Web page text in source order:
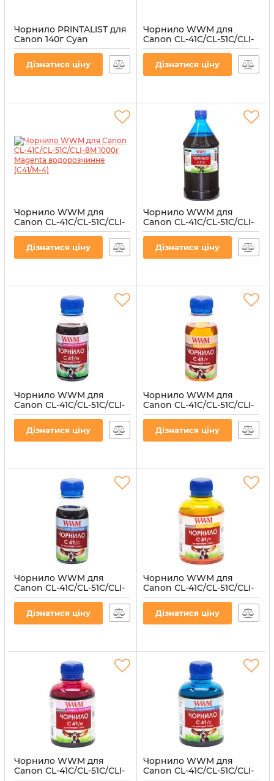
Чорнило PRINTALIST для
Canon 140г Cyan
водорозчинне (PL-INK-
CANON-C)
Артикул: PL-INK-CANON-C
Дізнатися ціну
Чорнило WWM для
Canon CL-41С/CL-51С/CLI-
8Y 1000г Yellow
водорозчинне (C41/Y-4)
Артикул:
Дізнатися ціну
Чорнило WWM для
Canon CL-41C/CL-51C/CLI-
8M 1000г Magenta
водорозчинне (C41/M-4)
Артикул:
Дізнатися ціну
Чорнило WWM для
Canon CL-41C/CL-51C/CLI-
8C 1000г Cyan
водорозчинне (C41/C-4)
Артикул:
Дізнатися ціну
Чорнило WWM для
Canon CL-41C/CL-51C/CLI-
8M 100г Magenta
водорозчинне (C41/M-2)
Артикул:
Дізнатися ціну
Чорнило WWM для
Canon CL-41C/CL-51C/CLI-
8Y 100г Yellow
водорозчинне (C41/Y-2)
Артикул:
Дізнатися ціну
Чорнило WWM для
Canon CL-41C/CL-51C/CLI-
8C 100г Cyan
водорозчинне (C41/C-2)
Артикул:
Дізнатися ціну
Чорнило WWM для
Canon CL-41С/CL-51С/CLI-
8Y 200г Yellow
водорозчинне (C41/Y)
Артикул:
Дізнатися ціну
Чорнило WWM для
Canon CL-41C/CL-51C/CLI-
Чорнило WWM для
Canon CL-41C/CL-51C/CLI-